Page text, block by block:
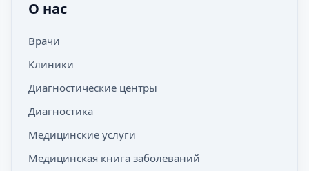
О нас
Врачи
Клиники
Диагностические центры
Диагностика
Медицинские услуги
Медицинская книга заболеваний